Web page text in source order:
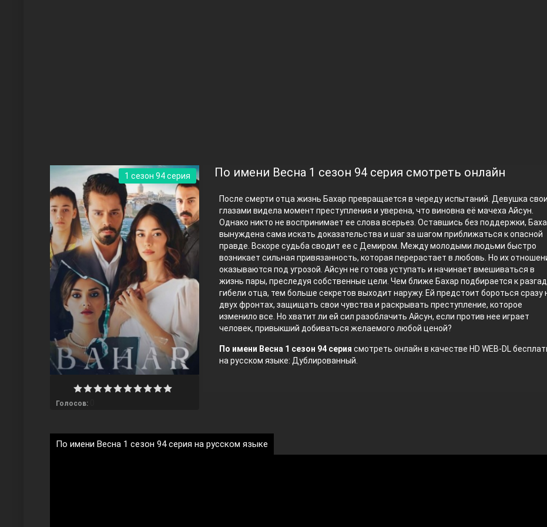
Правосyдие
Любовь напрокат
По имени Весна 1 сезон 94 серия смотреть онлайн
После смерти отца жизнь Бахар превращается в череду испытаний. Девушка
глазами видела момент преступления и уверена, что виновна её мачеха Айсун.
Однако никто не воспринимает ее слова всерьез. Оставшись без поддержки,
вынуждена сама искать доказательства и шаг за шагом приближаться к опасной
правде. Вскоре судьба сводит ее с Демиром. Между молодыми людьми быстро
возникает сильная привязанность, которая перерастает в любовь. Но их
оказываются под угрозой. Айсун не готова уступать и начинает вмешиваться в
жизнь пары, преследуя собственные цели. Чем ближе Бахар подбирается к
гибели отца, тем больше секретов выходит наружу. Ей предстоит бороться сразу
двух фронтах, защищать свои чувства и раскрывать преступление, которое
изменило все. Но хватит ли ей сил разоблачить Айсун, если против нее играет
человек, привыкший добиваться желаемого любой ценой?
По имени Весна 1 сезон 94 серия смотреть онлайн в качестве HD WEB-DL
на русском языке: Дублированный.
Голосов:
1 сезон 94 серия
По имени Весна 1 сезон 94 серия на русском языке